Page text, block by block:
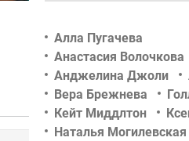
Алла Пугачева
Анастасия Волочкова
Анджелина Джоли
Вера Брежнева
Кейт Миддлтон
Наталья Могилевская